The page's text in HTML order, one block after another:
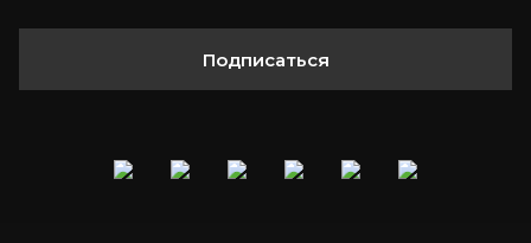
Подписаться